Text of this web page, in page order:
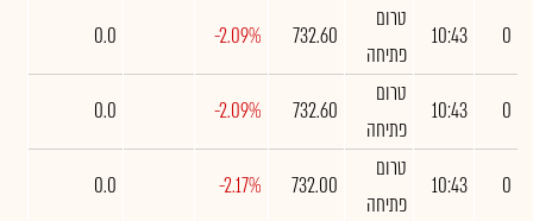
0
10:43
טרום
פתיחה
732.60
-2.09%
0.0
0
10:43
טרום
פתיחה
732.60
-2.09%
0.0
0
10:43
טרום
פתיחה
732.00
-2.17%
0.0